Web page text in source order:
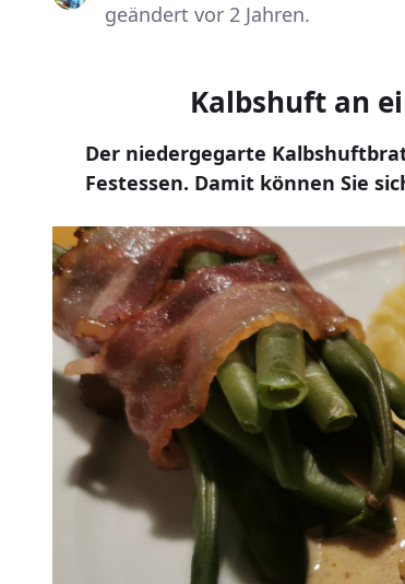
geändert vor 2 Jahren.
Kalbshuft an
Der niedergegarte
Festessen. Damit können Sie